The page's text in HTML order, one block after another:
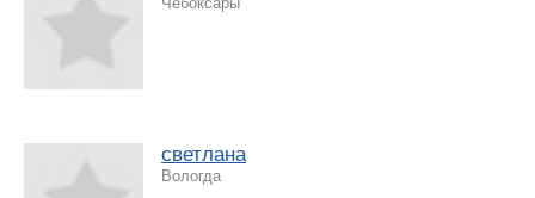
светлана
Вологда